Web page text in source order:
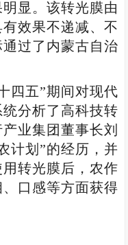
显。该转光膜由
效果不递减、不
过了内蒙古自治
四五”期间对现代
分析了高科技转
业集团董事长刘
计划”的经历，并
转光膜后，农作
口感等方面获得